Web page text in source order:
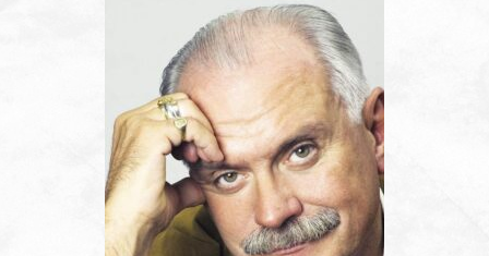
2020.11.05 HaRP（日露経済協力・人的交流に資する人
材育成プラットフォーム）のサイトに掲載されました。
2020.11.02 イベントの概要を記載したプレスリリース
こちらからダウンロードしていただけます。
2020.10.30 視聴予約、登録がいよいよ開始！トークショ
ーは世界中どこからでもご視聴いただけます。（アニメ視
聴はロシア国内限定）詳しくはこちら